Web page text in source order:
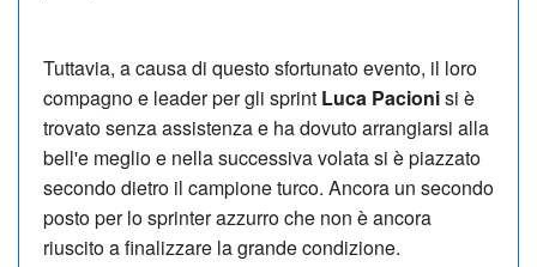
Tuttavia, a causa di questo sfortunato evento, il loro
compagno e leader per gli sprint Luca Pacionisi è
trovato senza assistenza e ha dovuto arrangiarsi alla
bell'e meglio e nella successiva volata si è piazzato
secondo dietro il campione turco. Ancora un secondo
posto per lo sprinter azzurro che non è ancora
riuscito a finalizzare la grande condizione.